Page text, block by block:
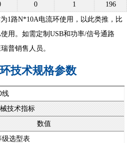
0 1
196
1路N*10A电流环使用，以此类推，比
用。如需定制USB和功率/信号通路
普销售人员。
技术规格参数
线
技术指标
数值
级选型表